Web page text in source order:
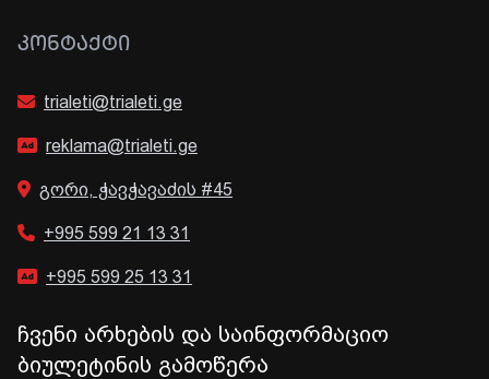
ᲙᲝᲜᲢᲐᲥᲢᲘ
trialeti@trialeti.ge
reklama@trialeti.ge
გორი, ჭავჭავაძის #45
+995 599 21 13 31
+995 599 25 13 31
ჩვენი არხების და საინფორმაციო
ბიულეტინის გამოწერა